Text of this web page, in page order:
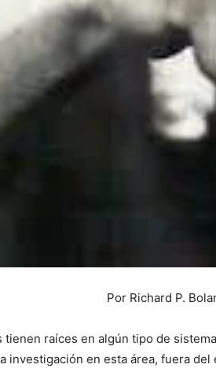
Por Richard P.
tienen raíces en algún tipo de
investigación en esta área, fuera